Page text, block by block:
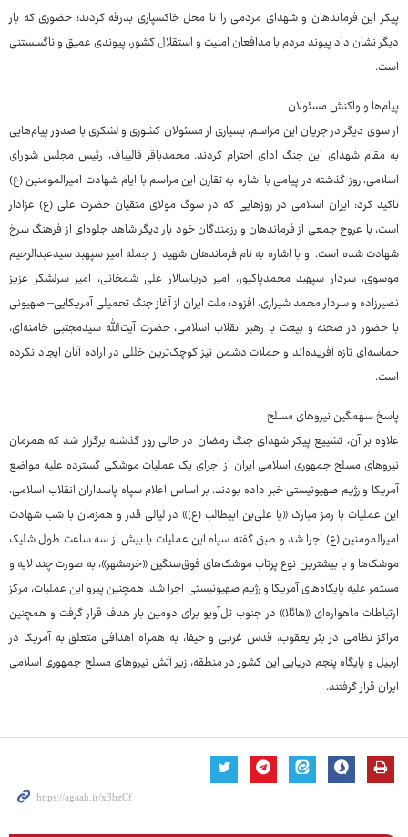
پیکر این فرماندهان و شهدای مردمی را تا محل خاکسپاری بدرقه کردند؛ حضوری که بار
دیگر نشان داد پیوند مردم با مدافعان امنیت و استقلال کشور، پیوندی عمیق و ناگسستنی
است.
پیام‌ها و واکنش مسئولان
از سوی دیگر در جریان این مراسم، بسیاری از مسئولان کشوری و لشکری با صدور پیام‌هایی
به مقام شهدای این جنگ ادای احترام کردند. محمدباقر قالیباف، رئیس مجلس شورای
اسلامی، روز گذشته در پیامی با اشاره به تقارن این مراسم با ایام شهادت امیرالمومنین (ع)
تاکید کرد: ایران اسلامی در روزهایی که در سوگ مولای متقیان حضرت علی (ع) عزادار
است، با عروج جمعی از فرماندهان و رزمندگان خود بار دیگر شاهد جلوه‌ای از فرهنگ سرخ
شهادت شده است. او با اشاره به نام فرماندهان شهید از جمله امیر سپهبد سیدعبدالرحیم
موسوی، سردار سپهبد محمدپاکپور، امیر دریاسالار علی شمخانی، امیر سرلشکر عزیز
نصیرزاده و سردار محمد شیرازی، افزود: ملت ایران از آغاز جنگ تحمیلی آمریکایی– صهیونی
با حضور در صحنه و بیعت با رهبر انقلاب اسلامی، حضرت آیت‌الله سیدمجتبی خامنه‌ای،
حماسه‌ای تازه آفریده‌اند و حملات دشمن نیز کوچک‌ترین خللی در اراده آنان ایجاد نکرده
است.
پاسخ سهمگین نیروهای مسلح
علاوه بر آن، تشییع پیکر شهدای جنگ رمضان در حالی روز گذشته برگزار شد که همزمان
نیروهای مسلح جمهوری اسلامی ایران از اجرای یک عملیات موشکی گسترده علیه مواضع
آمریکا و رژیم صهیونیستی خبر داده بودند. بر اساس اعلام سپاه پاسداران انقلاب اسلامی،
این عملیات با رمز مبارک «یا علی‌بن ابیطالب (ع)» در لیالی قدر و همزمان با شب شهادت
امیرالمومنین (ع) اجرا شد و طبق گفته سپاه این عملیات با بیش از سه ساعت طول شلیک
موشک‌ها و با بیشترین نوع پرتاب موشک‌های فوق‌سنگین «خرمشهر»، به صورت چند لایه و
مستمر علیه پایگاه‌های آمریکا و رژیم صهیونیستی اجرا شد. همچنین پیرو این عملیات، مرکز
ارتباطات ماهواره‌ای «هائلا» در جنوب تل‌آویو برای دومین بار هدف قرار گرفت و همچنین
مراکز نظامی در بئر یعقوب، قدس غربی و حیفا، به همراه اهدافی متعلق به آمریکا در
اربیل و پایگاه پنجم دریایی این کشور در منطقه، زیر آتش نیروهای مسلح جمهوری اسلامی
ایران قرار گرفتند.